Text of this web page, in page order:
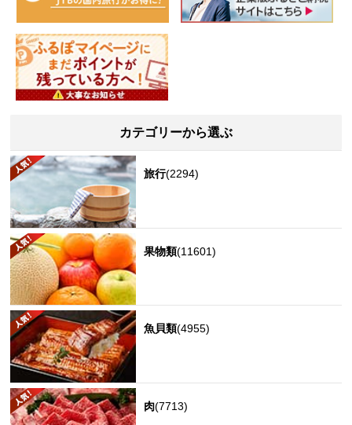
カテゴリーから選ぶ
旅行(2294)
果物類(11601)
魚貝類(4955)
肉(7713)